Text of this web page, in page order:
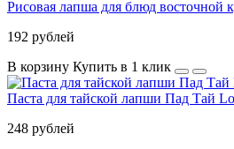
Рисовая лапша для блюд восточной
192 рублей
В корзину Купить в 1 клик
Паста для тайской лапши Пад Тай
248 рублей